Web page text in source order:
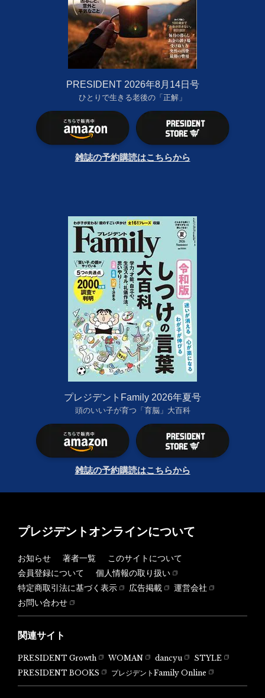
PRESIDENT 2026年8月14日号
ひとりで生きる老後の「正解」
雑誌の予約購読はこちらから
プレジデントFamily 2026年夏号
頭のいい子が育つ「育脳」大百科
雑誌の予約購読はこちらから
プレジデントオンラインについて
お知らせ 著者一覧
このサイトについて
会員登録について
個人情報の取り扱い
特定商取引法に基づく表示
広告掲載
運営会社
お問い合わせ
関連サイト
PRESIDENT Growth WOMAN dancyu
STYLE
PRESIDENT BOOKS
プレジデントFamily Online